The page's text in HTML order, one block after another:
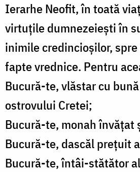
Ierarhe Neofit, în toată
virtuțile dumnezeiești în
inimile credincioșilor,
fapte vrednice. Pentru
Bucură-te, vlăstar cu
ostrovului Cretei;
Bucură-te, monah învățat
Bucură-te, dascăl prețuit
Bucură-te, întâi-stătător